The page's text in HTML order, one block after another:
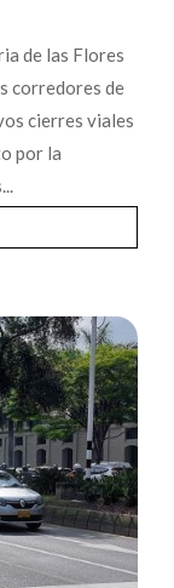
de las Flores
corredores de
cierres viales
por la